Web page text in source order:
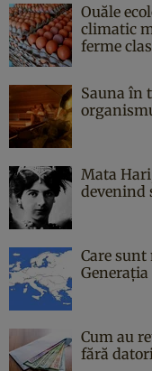
Ouăle
climatic
ferme
Sauna în
Mata
devenind
Care
Cum au
fără